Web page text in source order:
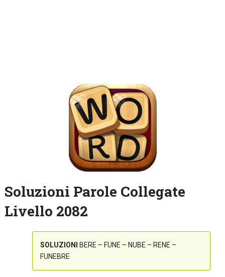
Soluzioni Parole Collegate
Livello 2082
SOLUZIONI
BERE – FUNE – NUBE – RENE –
FUNEBRE